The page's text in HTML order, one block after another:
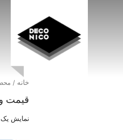
خانه /
قیمت
نمایش یک